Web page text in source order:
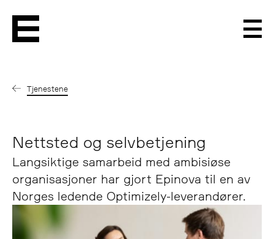
Tjenestene
Nettsted og selvbetjening
Langsiktige samarbeid med ambisiøse
organisasjoner har gjort Epinova til en av
Norges ledende Optimizely-leverandører.